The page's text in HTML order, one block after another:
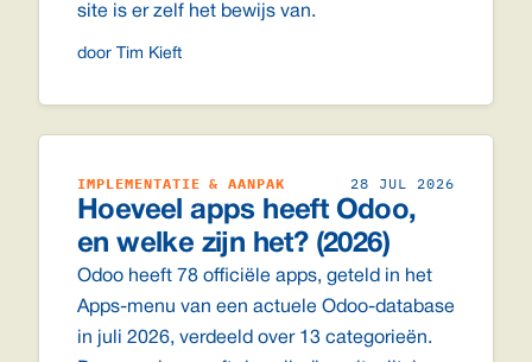
site is er zelf het bewijs van.
door Tim Kieft
IMPLEMENTATIE & AANPAK 28 JUL 2026
Hoeveel apps heeft Odoo,
en welke zijn het? (2026)
Odoo heeft 78 officiële apps, geteld in het
Apps-menu van een actuele Odoo-database
in juli 2026, verdeeld over 13 categorieën.